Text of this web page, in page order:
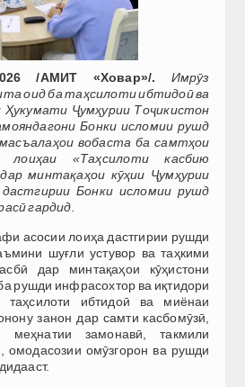
/АМИТ «Ховар»/.
Имрӯз
оид ба таҳсилоти ибтидоӣ ва
Ҳукумати Ҷумҳурии Тоҷикистон
Бонки исломии рушд
вобаста ба самтҳои
лоиҳаи «Таҳсилоти касбию
минтақаҳои кӯҳии Ҷумҳурии
Бонки исломии рушд
гардид.
асосии лоиҳа дастгирии рушди
шуғли устувор ва таҳкими
дар минтақаҳои кӯҳистони
рушди инфрасохтор ва иқтидори
таҳсилоти ибтидоӣ ва миёнаи
занон дар самти касбомӯзӣ,
меҳнатии замонавӣ, такмили
омодасозии омӯзгорон ва рушди